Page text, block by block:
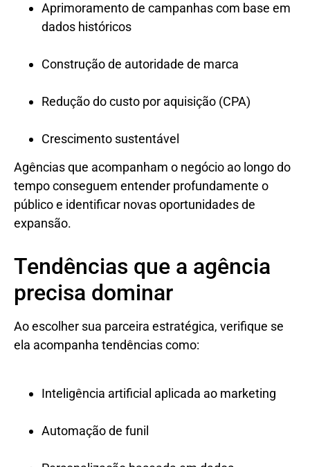
Aprimoramento de campanhas com base em
dados históricos
Construção de autoridade de marca
Redução do custo por aquisição (CPA)
Crescimento sustentável
Agências que acompanham o negócio ao longo do
tempo conseguem entender profundamente o
público e identificar novas oportunidades de
expansão.
Tendências que a agência
precisa dominar
Ao escolher sua parceira estratégica, verifique se
ela acompanha tendências como:
Inteligência artificial aplicada ao marketing
Automação de funil